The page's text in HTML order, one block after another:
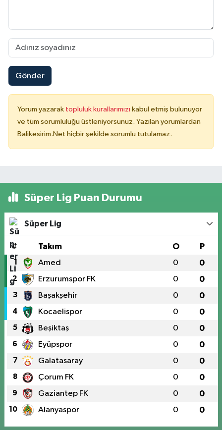
Gönder
Yorum yazarak topluluk kurallarımızı kabul etmiş bulunuyor
ve tüm sorumluluğu üstleniyorsunuz. Yazılan yorumlardan
Balikesirim.Net hiçbir şekilde sorumlu tutulamaz.
Süper Lig Puan Durumu
Süper Lig
# Takım O P
1 Amed 0 0
2 Erzurumspor FK 0 0
3 Başakşehir 0 0
4 Kocaelispor 0 0
5 Beşiktaş 0 0
6 Eyüpspor 0 0
7 Galatasaray 0 0
8 Çorum FK 0 0
9 Gaziantep FK 0 0
10 Alanyaspor 0 0